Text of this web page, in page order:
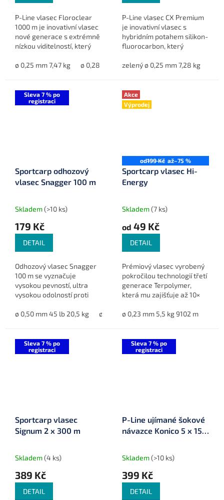
P-Line vlasec Floroclear
1000 m je inovativní vlasec
nové generace s extrémně
nízkou viditelností, který
fluorocarbonu a
ø 0,25 mm 7,47 kg ø 0,28 mm 9,21 kg ø 0,30 mm 10,42 kg
P-Line vlasec CX Premium
je inovativní vlasec s
hybridním potahem silikon-
fluorocarbon, který
vzdálenost, vysokou
zelený ø 0,25 mm 7,28 kg
Sleva 7 % po
registraci
Sportcarp odhozový
vlasec Snagger 100 m
Skladem(>10 ks)
179 Kč
DETAIL
Odhozový vlasec Snagger
100 m se vyznačuje
vysokou pevností, ultra
vysokou odolností proti
vlastnostmi při nahazování
ø 0,50 mm 45 lb 20,5 kg ø 0,55 mm 50 lb 22,7 kg ø 0,60 mm
Akce
Výprodej
od199 Kč až–75 %
Sportcarp vlasec Hi-
Energy
Skladem(7 ks)
od 49 Kč
DETAIL
Prémiový vlasec vyrobený
pokročilou technologií třetí
generace Terpolymer,
která mu zajišťuje až 10×
než běžné monofily. Díky
ø 0,23 mm 5,5 kg 9102 m
Sleva 7 % po
registraci
Sportcarp vlasec
Signum 2 x 300 m
Skladem(4 ks)
389 Kč
DETAIL
Sleva 7 % po
registraci
P-Line ujímané šokové
návazce Konico 5 x 15
Skladem(>10 ks)
399 Kč
DETAIL